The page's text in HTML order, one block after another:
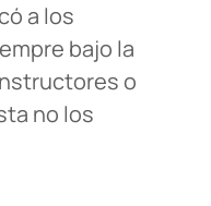
a los
bajo la
o
no los